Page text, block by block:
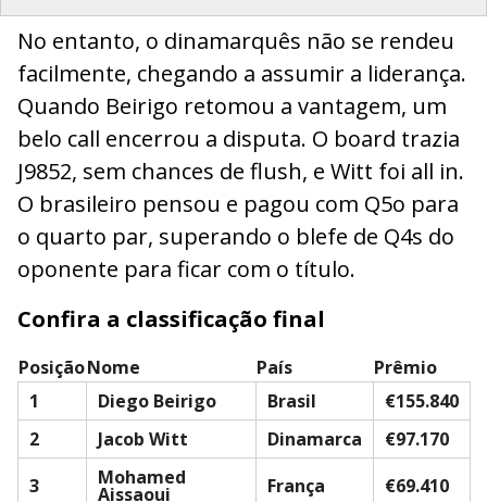
No entanto, o dinamarquês não se rendeu
facilmente, chegando a assumir a liderança.
Quando Beirigo retomou a vantagem, um
belo call encerrou a disputa. O board trazia
J9852, sem chances de flush, e Witt foi all in.
O brasileiro pensou e pagou com Q5o para
o quarto par, superando o blefe de Q4s do
oponente para ficar com o título.
Confira a classificação final
PosiçãoNome País
Prêmio
1
Diego Beirigo Brasil
€155.840
2
Jacob Witt Dinamarca
€97.170
3
Mohamed
Aissaoui França €69.410